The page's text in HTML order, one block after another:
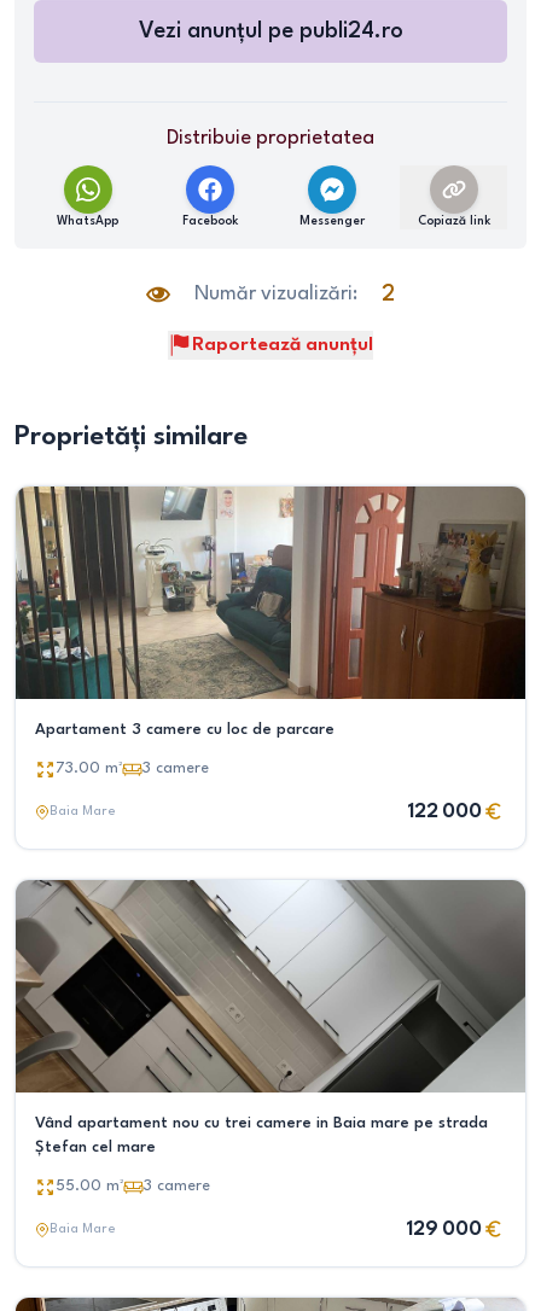
Vezi anunțul pe publi24.ro
Distribuie proprietatea
WhatsApp Facebook Messenger Copiază link
Număr vizualizări: 2
Raportează anunțul
Proprietăți similare
Apartament 3 camere cu loc de parcare
73.00 m² 3 camere
Baia Mare 122 000
Vând apartament nou cu trei camere in Baia mare pe strada
Ștefan cel mare
55.00 m² 3 camere
Baia Mare 129 000